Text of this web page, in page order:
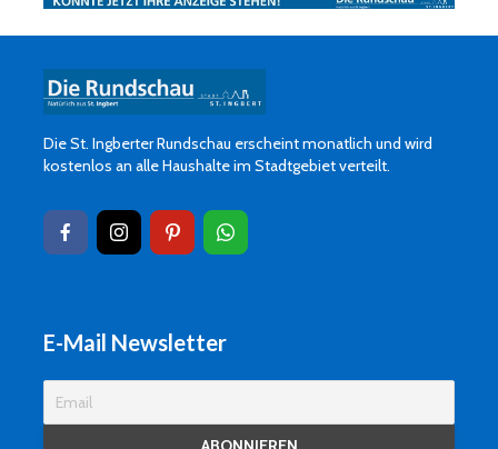
Die St. Ingberter Rundschau erscheint monatlich und wird
kostenlos an alle Haushalte im Stadtgebiet verteilt.
E-Mail Newsletter